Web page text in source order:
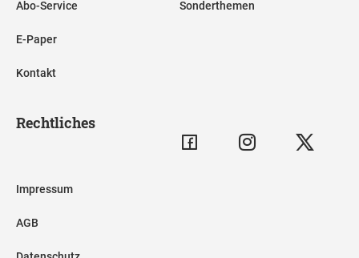
Abo-Service
E-Paper
Kontakt
Sonderthemen
Rechtliches
Impressum
AGB